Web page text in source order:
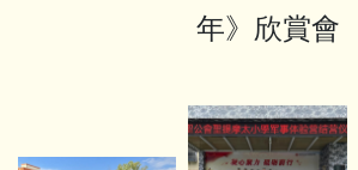
年》欣賞會